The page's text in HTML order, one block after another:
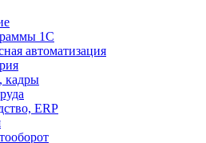
1С
автоматизация
кадры
ERP